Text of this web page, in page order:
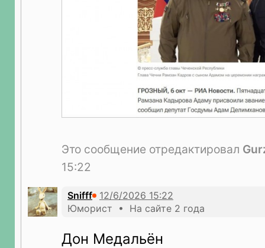
Это сообщение отредактировал
15:22
Snifff
Юморист • На сайте 2 года
Дон Медальён